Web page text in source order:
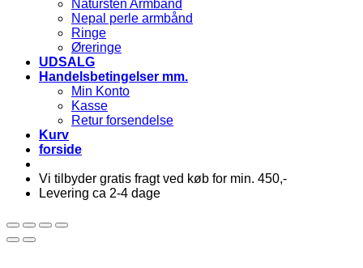
Natursten Armbånd
Nepal perle armbånd
Ringe
Øreringe
UDSALG
Handelsbetingelser mm.
Min Konto
Kasse
Retur forsendelse
Kurv
forside
Vi tilbyder gratis fragt ved køb for min. 450,-
Levering ca 2-4 dage